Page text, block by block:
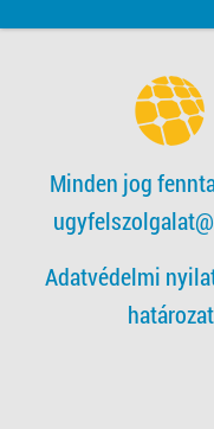
Minden jog
Adatvédelmi